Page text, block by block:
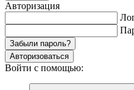
Авторизация
Забыли пароль?
Авторизоваться
Войти с помощью: